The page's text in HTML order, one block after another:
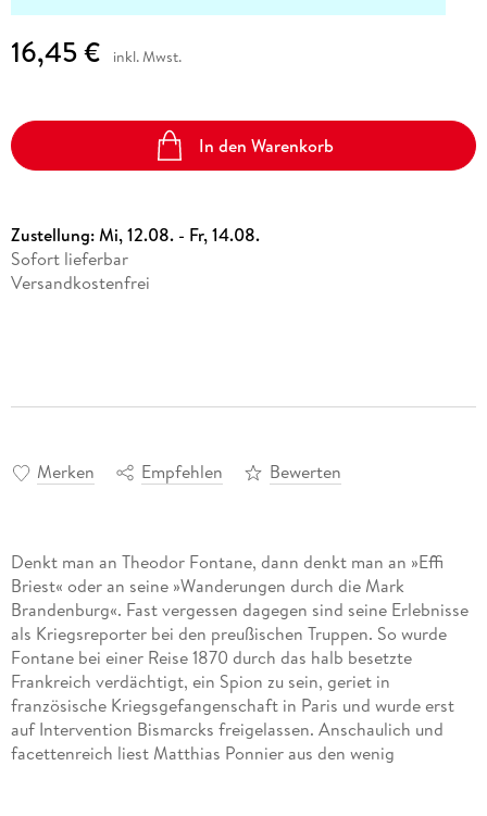
16,45 € inkl. Mwst.
In den Warenkorb
Zustellung:Mi, 12.08. - Fr, 14.08.
Sofort lieferbar
Versandkostenfrei
Merken Empfehlen Bewerten
Denkt man an Theodor Fontane, dann denkt man an »Effi
Briest« oder an seine »Wanderungen durch die Mark
Brandenburg«. Fast vergessen dagegen sind seine Erlebnisse
als Kriegsreporter bei den preußischen Truppen. So wurde
Fontane bei einer Reise 1870 durch das halb besetzte
Frankreich verdächtigt, ein Spion zu sein, geriet in
französische Kriegsgefangenschaft in Paris und wurde erst
auf Intervention Bismarcks freigelassen. Anschaulich und
facettenreich liest Matthias Ponnier aus den wenig